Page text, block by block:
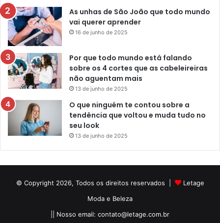
As unhas de São João que todo mundo
vai querer aprender
16 de junho de 2025
Por que todo mundo está falando
sobre os 4 cortes que as cabeleireiras
não aguentam mais
13 de junho de 2025
O que ninguém te contou sobre a
tendência que voltou e muda tudo no
seu look
13 de junho de 2025
© Copyright 2026, Todos os direitos reservados |
Letage
Moda e Beleza
|| Nosso email: contato@letage.com.br